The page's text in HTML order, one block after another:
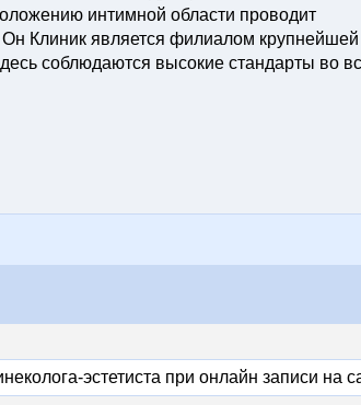
интимной области проводит
Клиник является филиалом
соблюдаются высокие стандарты во
эстетиста при онлайн записи на